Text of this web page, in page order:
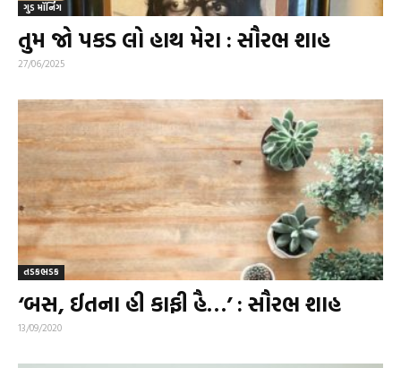
ગુડ મૉર્નિંગ
તુમ જો પકડ લો હાથ મેરા : સૌરભ શાહ
27/06/2025
તડકભડક
‘બસ, ઈતના હી કાફી હૈ…’ : સૌરભ શાહ
13/09/2020